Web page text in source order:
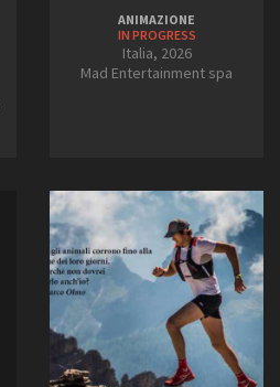
ANIMAZIONE
IN PROGRESS
Italia, 2026
Mad Entertainment spa